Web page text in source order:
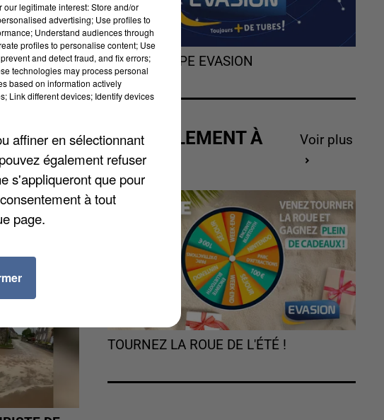
restera
Rouen,
sur dix
L'HOROSCOPE EVASION
ACTUELLEMENT À
GAGNER
Voir plus
TOURNEZ LA ROUE DE L'ÉTÉ !
legitimate interest: Store and/or
advertising; Use profiles to
Understand audiences through
profiles to personalise content; Use
and detect fraud, and fix errors;
technologies may process personal
based on information actively
Link different devices; Identify devices
affiner en sélectionnant
également refuser
s'appliqueront que pour
à tout
page.